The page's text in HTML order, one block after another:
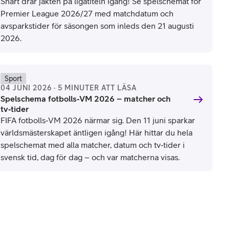
Premier League 2026/27 med matchdatum och
avsparkstider för säsongen som inleds den 21 augusti
2026.
Sport
04 JUNI 2026 · 5 MINUTER ATT LÄSA
Spelschema fotbolls‑VM 2026 – matcher och
tv‑tider
FIFA fotbolls‑VM 2026 närmar sig. Den 11 juni sparkar
världsmästerskapet äntligen igång! Här hittar du hela
spelschemat med alla matcher, datum och tv‑tider i
svensk tid, dag för dag – och var matcherna visas.